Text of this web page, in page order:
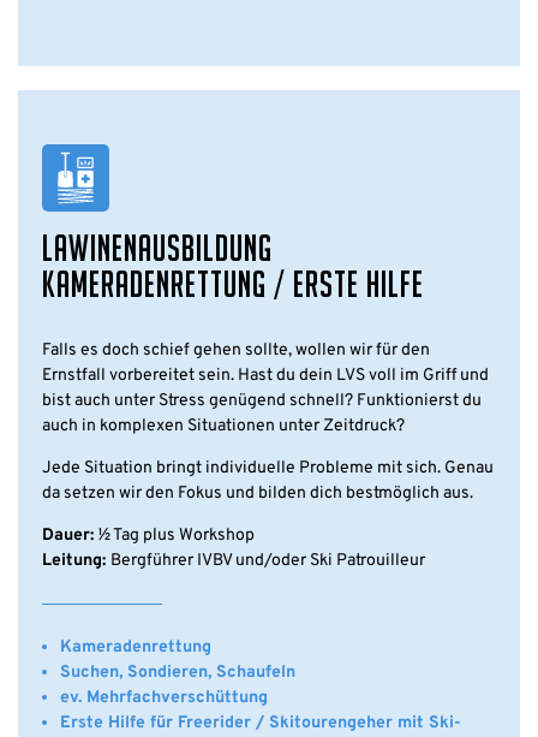
LAWINENAUSBILDUNG
KAMERADENRETTUNG / ERSTE HILFE
Falls es doch schief gehen sollte, wollen wir für den
Ernstfall vorbereitet sein. Hast du dein LVS voll im Griff und
bist auch unter Stress genügend schnell? Funktionierst du
auch in komplexen Situationen unter Zeitdruck?
Jede Situation bringt individuelle Probleme mit sich. Genau
da setzen wir den Fokus und bilden dich bestmöglich aus.
Dauer: ½ Tag plus Workshop
Leitung: Bergführer IVBV und/oder Ski Patrouilleur
Kameradenrettung
Suchen, Sondieren, Schaufeln
ev. Mehrfachverschüttung
Erste Hilfe für Freerider / Skitourengeher mit Ski-